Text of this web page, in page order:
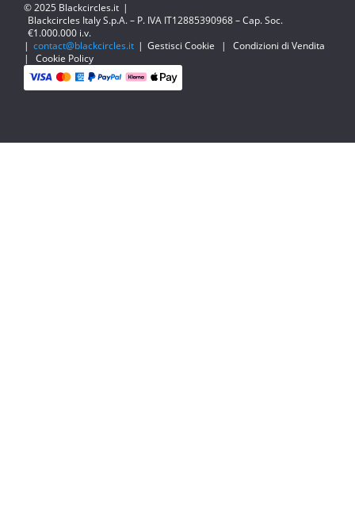
© 2025 Blackcircles.it |
Blackcircles Italy S.p.A. – P. IVA IT12885390968 – Cap. Soc.
€1.000.000 i.v.
| contact@blackcircles.it | Gestisci Cookie |
Condizioni di Vendita
|
Cookie Policy